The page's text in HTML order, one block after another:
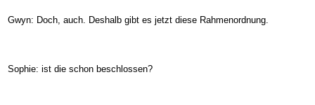
Gwyn: Doch, auch. Deshalb gibt es jetzt diese Rahmenordnung.
Sophie: ist die schon beschlossen?